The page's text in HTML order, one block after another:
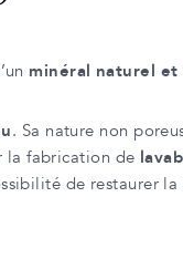
minéral naturel et
. Sa nature non
la fabrication de
de restaurer